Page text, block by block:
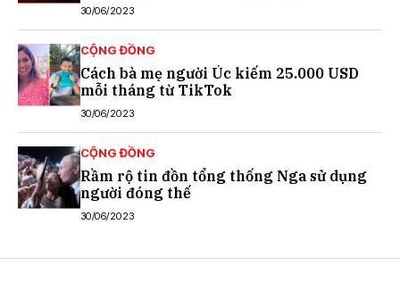
30/06/2023
CỘNG ĐỒNG
Cách bà mẹ người Úc kiếm 25.000 USD
mỗi tháng từ TikTok
30/06/2023
CỘNG ĐỒNG
Rầm rộ tin đồn tổng thống Nga sử dụng
người đóng thế
30/06/2023